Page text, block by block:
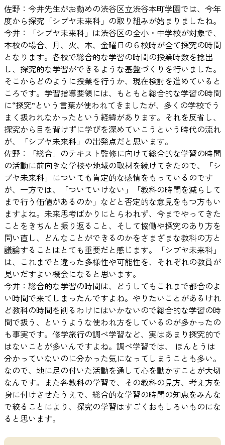
佐野：今井先生がお勤めの渋谷区立渋谷本町学園では、今年
度から探究「シブヤ未来科」の取り組みが始まりましたね。
今井：「シブヤ未来科」は渋谷区の全小・中学校が対象で、
本校の場合、月、火、木、金曜日の６校時が全て探究の時間
となります。各校で総合的な学習の時間の授業時数を捻出
し、探究的な学習ができるような基盤づくりを行いました。
そこからどのように授業を行うか、現在検討を進めていると
ころです。学習指導要領には、もともと総合的な学習の時間
に“探究”という言葉が使われてきましたが、多くの学校でう
まく扱われなかったという経緯があります。それを反省し、
探究から目を背けずに学びを深めていこうという時代の流れ
が、「シブヤ未来科」の出発点だと思います。
佐野：「総合」のテキスト監修に向けて総合的な学習の時間
の活動に前向きな学校や地域の取材を続けてきたので、「シ
ブヤ未来科」についても肯定的な感情をもっているのです
が、一方では、「ついていけない」「教科の時間を減らして
まで行う価値があるのか」などと否定的な意見をもつ方もい
ますよね。未来思考ばかりにとらわれず、今までやってきた
ことをきちんと振り返ること、そして協働や探究のあり方を
問い直し、どんなことができるのかをさまざまな教科の方と
議論することはとても重要だと感じます。「シブヤ未来科」
は、これまでと違った多様性や可能性を、それぞれの教員が
見いだすよい機会になると思います。
今井：総合的な学習の時間は、どうしてもこれまで都合のよ
い時間で来てしまったんですよね。やりたいことがあるけれ
ど教科の時間を削るわけにはいかないので総合的な学習の時
間で扱う、というような使われ方をしているのが多かったの
も事実です。修学旅行の調べ学習など、実はあまり探究的で
はないことが多いんですよね。調べ学習では、 ほんとうは
分かっていないのに分かった気になってしまうことも多い。
なので、地に足の付いた活動を通して心を動かすことが大切
なんです。また各教科の学習で、その教科の見方、考え方を
身に付けさせたうえで、総合的な学習の時間の知恵をみんな
で絞ることにより、探究の学習はすごくおもしろいものにな
ると思います。